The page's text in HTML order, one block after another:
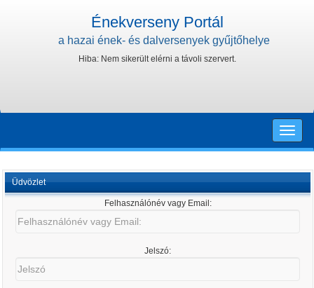
Énekverseny Portál
a hazai ének- és dalversenyek gyűjtőhelye
Hiba: Nem sikerült elérni a távoli szervert.
Toggle
Üdvözlet
Felhasználónév vagy Email:
Jelszó: